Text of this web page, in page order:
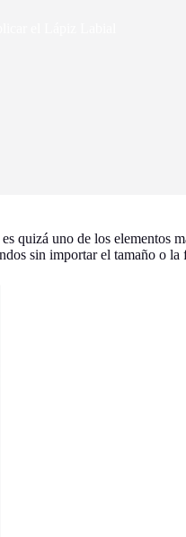
es quizá uno de los elementos
sin importar el tamaño o la